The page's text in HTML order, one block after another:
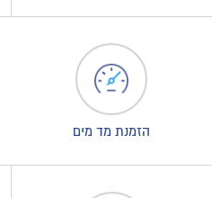
הזמנת מד מים